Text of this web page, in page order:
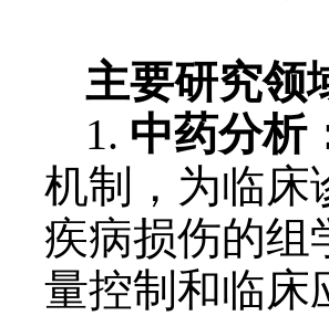
主要研究领
1. 中药分析
机制，为临床
疾病损伤的组
量控制和临床